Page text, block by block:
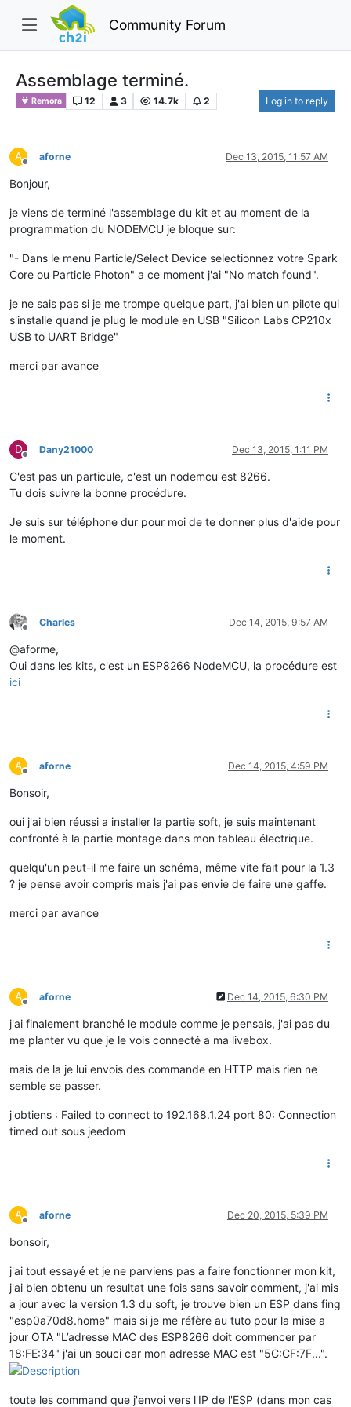
Community Forum
Assemblage terminé.
Remora 12 3 14.7k 2 Log in to reply
A
Offline
aforne Dec 13, 2015, 11:57 AM
Bonjour,
je viens de terminé l'assemblage du kit et au moment de la
programmation du NODEMCU je bloque sur:
"- Dans le menu Particle/Select Device selectionnez votre Spark
Core ou Particle Photon" a ce moment j'ai "No match found".
je ne sais pas si je me trompe quelque part, j'ai bien un pilote qui
s'installe quand je plug le module en USB "Silicon Labs CP210x
USB to UART Bridge"
merci par avance
D
Offline
Dany21000 Dec 13, 2015, 1:11 PM
C'est pas un particule, c'est un nodemcu est 8266.
Tu dois suivre la bonne procédure.
Je suis sur téléphone dur pour moi de te donner plus d'aide pour
le moment.
Offline
Charles Dec 14, 2015, 9:57 AM
@aforme,
Oui dans les kits, c'est un ESP8266 NodeMCU, la procédure est
ici
A
Offline
aforne Dec 14, 2015, 4:59 PM
Bonsoir,
oui j'ai bien réussi a installer la partie soft, je suis maintenant
confronté à la partie montage dans mon tableau électrique.
quelqu'un peut-il me faire un schéma, même vite fait pour la 1.3
? je pense avoir compris mais j'ai pas envie de faire une gaffe.
merci par avance
A
Offline
aforne Dec 14, 2015, 6:30 PM
j'ai finalement branché le module comme je pensais, j'ai pas du
me planter vu que je le vois connecté a ma livebox.
mais de la je lui envois des commande en HTTP mais rien ne
semble se passer.
j'obtiens : Failed to connect to 192.168.1.24 port 80: Connection
timed out sous jeedom
A
Offline
aforne Dec 20, 2015, 5:39 PM
bonsoir,
j'ai tout essayé et je ne parviens pas a faire fonctionner mon kit,
j'ai bien obtenu un resultat une fois sans savoir comment, j'ai mis
a jour avec la version 1.3 du soft, je trouve bien un ESP dans fing
"esp0a70d8.home" mais si je me réfère au tuto pour la mise a
jour OTA "L’adresse MAC des ESP8266 doit commencer par
18:FE:34" j'ai un souci car mon adresse MAC est "5C:CF:7F...".
toute les command que j'envoi vers l'IP de l'ESP (dans mon cas